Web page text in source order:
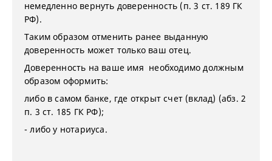
немедленно вернуть доверенность (п. 3 ст. 189 ГК
РФ).
Таким образом отменить ранее выданную
доверенность может только ваш отец.
Доверенность на ваше имя необходимо должным
образом оформить:
либо в самом банке, где открыт счет (вклад) (абз. 2
п. 3 ст. 185 ГК РФ);
- либо у нотариуса.